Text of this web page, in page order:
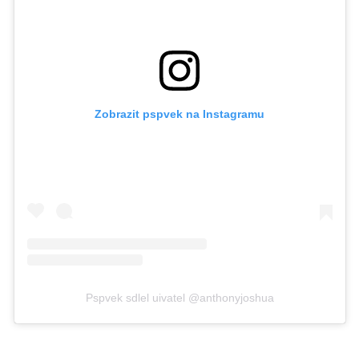
Zobrazit pspvek na Instagramu
Pspvek sdlel uivatel @anthonyjoshua